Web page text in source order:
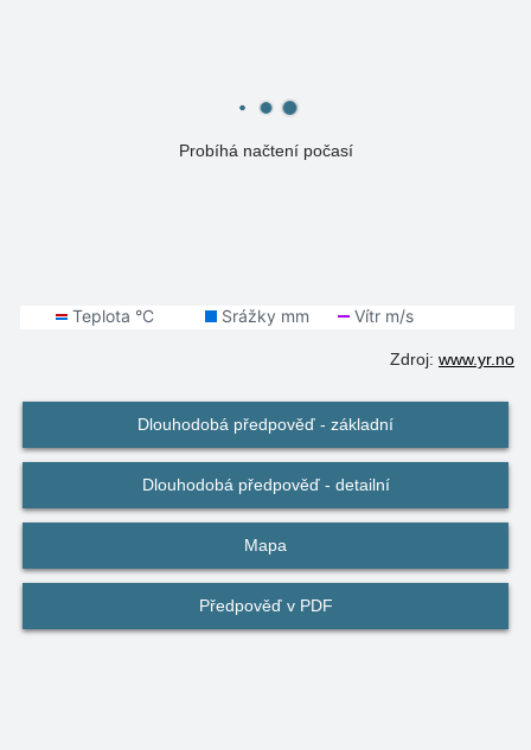
Probíhá načtení počasí
Zdroj: www.yr.no
Dlouhodobá předpověď - základní
Dlouhodobá předpověď - detailní
Mapa
Předpověď v PDF